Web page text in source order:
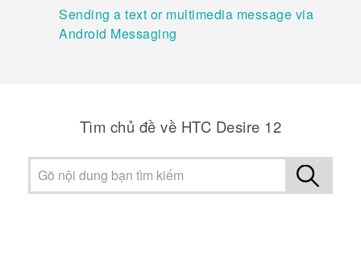
ỨNG DỤNG
HỖ TRỢ
Sending a text or multimedia message via
Android Messaging
Tìm chủ đề về HTC Desire 12